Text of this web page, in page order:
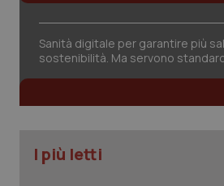
Sanità digitale per garantire più
sostenibilità. Ma servono
I più letti